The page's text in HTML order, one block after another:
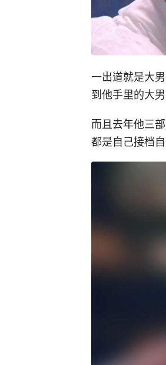
一出道就是大
到他手里的大
而且去年他三
都是自己接档自